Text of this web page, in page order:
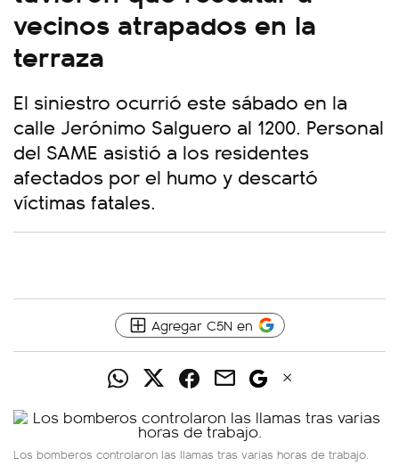
vecinos atrapados en la
terraza
El siniestro ocurrió este sábado en la
calle Jerónimo Salguero al 1200. Personal
del SAME asistió a los residentes
afectados por el humo y descartó
víctimas fatales.
Agregar C5N en
Los bomberos controlaron las llamas tras varias horas de trabajo.